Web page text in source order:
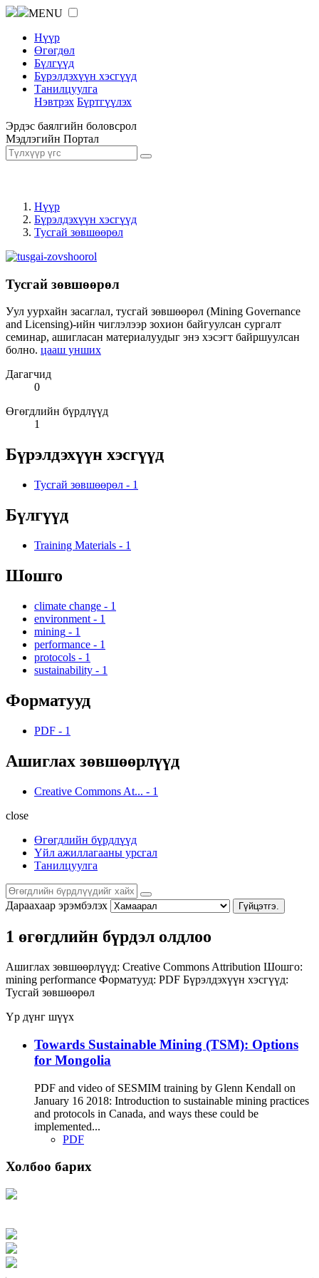
MENU
Нүүр
Өгөгдөл
Бүлгүүд
Бүрэлдэхүүн хэсгүүд
Танилцуулга
Нэвтрэх Бүртгүүлэх
Эрдэс баялгийн боловсрол
Мэдлэгийн Портал
Нүүр
Бүрэлдэхүүн хэсгүүд
Тусгай зөвшөөрөл
Тусгай зөвшөөрөл
Уул уурхайн засаглал, тусгай зөвшөөрөл (Mining Governance
and Licensing)-ийн чиглэлээр зохион байгуулсан сургалт
семинар, ашигласан материалуудыг энэ хэсэгт байршуулсан
болно. цааш унших
Дагагчид
0
Өгөгдлийн бүрдлүүд
1
Бүрэлдэхүүн хэсгүүд
Тусгай зөвшөөрөл - 1
Бүлгүүд
Training Materials - 1
Шошго
climate change - 1
environment - 1
mining - 1
performance - 1
protocols - 1
sustainability - 1
Форматууд
PDF - 1
Ашиглах зөвшөөрлүүд
Creative Commons At... - 1
close
Өгөгдлийн бүрдлүүд
Үйл ажиллагааны урсгал
Танилцуулга
Дараахаар эрэмбэлэх Гүйцэтгэ.
1 өгөгдлийн бүрдэл олдлоо
Ашиглах зөвшөөрлүүд: Creative Commons Attribution Шошго:
mining performance Форматууд: PDF Бүрэлдэхүүн хэсгүүд:
Тусгай зөвшөөрөл
Үр дүнг шүүх
Towards Sustainable Mining (TSM): Options
for Mongolia
PDF and video of SESMIM training by Glenn Kendall on
January 16 2018: Introduction to sustainable mining practices
and protocols in Canada, and ways these could be
implemented...
PDF
Холбоо барих